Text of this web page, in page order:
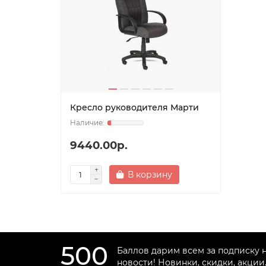
Кресло руководителя Марти
9440.00р.
В корзину
500
Баллов дарим всем за подписку
новости! Новинки, скидки, акции.